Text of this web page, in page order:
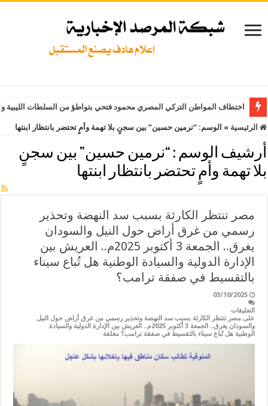
اختطاف المواطن التركي المصري محمود فتحي بتواطؤ من السلطات
الرئيسية » الوسم: “نرمين حسين” بين سجنٍ بلا تهمة وأمٍ تحتضر بانتظار ابنتها
أرشيف الوسم : “نرمين حسين” بين سجنٍ
بلا تهمة وأمٍ تحتضر بانتظار ابنتها
مصر تنتظر الكارثة بسبب سد النهضة وتحذير
رسمي من غرق أراض حول النيل والسودان
يغرق.. الجمعة 3 أكتوبر 2025م.. العريش بين
الإدارة الدولية والسيادة الوطنية هل تُباع سيناء
بالتقسيط في صفقة ترامب؟
03/10/2025
التعليقات
على مصر تنتظر الكارثة بسبب سد النهضة وتحذير رسمي من غرق أراض حول النيل
والسودان يغرق.. الجمعة 3 أكتوبر 2025م.. العريش بين الإدارة الدولية والسيادة
الوطنية هل تُباع سيناء بالتقسيط في صفقة ترامب؟ مغلقة